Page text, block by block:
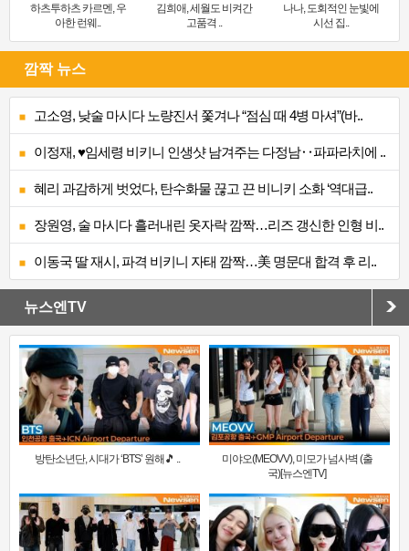
하츠투하츠 카르멘, 우
아한 런웨..
김희애, 세월도 비켜간
고품격 ..
나나, 도회적인 눈빛에
시선 집..
깜짝 뉴스
고소영, 낮술 마시다 노량진서 쫓겨나 “점심 때 4병 마셔”(바..
이정재, ♥임세령 비키니 인생샷 남겨주는 다정남‥파파라치에 ..
혜리 과감하게 벗었다, 탄수화물 끊고 끈 비니키 소화 ‘역대급..
장원영, 술 마시다 흘러내린 옷자락 깜짝…리즈 갱신한 인형 비..
이동국 딸 재시, 파격 비키니 자태 깜짝…美 명문대 합격 후 리..
뉴스엔TV
방탄소년단, 시대가 ‘BTS’ 원해🎵 ..
미야오(MEOVV), 미모가 넘사벽 (출
국)[뉴스엔TV]